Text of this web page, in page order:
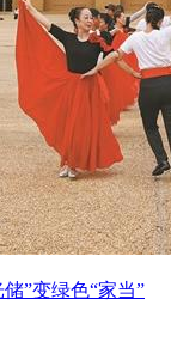
”变绿色“家当”